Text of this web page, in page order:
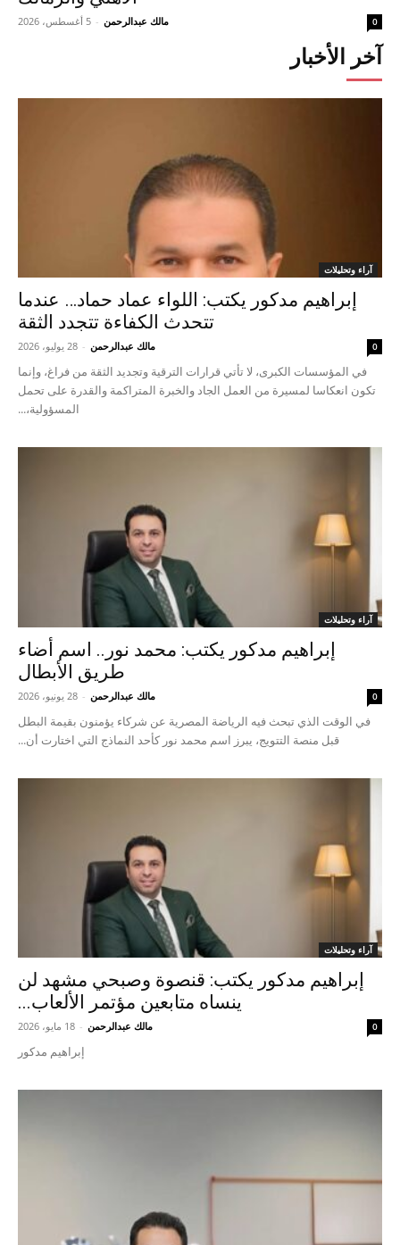
مالك عبدالرحمن - 5 أغسطس، 2026 0
آخر الأخبار
آراء وتحليلات
إبراهيم مدكور يكتب: اللواء عماد حماد… عندما
تتحدث الكفاءة تتجدد الثقة
مالك عبدالرحمن - 28 يوليو، 2026 0
في المؤسسات الكبرى، لا تأتي قرارات الترقية وتجديد الثقة من فراغ، وإنما
تكون انعكاسا لمسيرة من العمل الجاد والخبرة المتراكمة والقدرة على تحمل
المسؤولية،...
آراء وتحليلات
إبراهيم مدكور يكتب: محمد نور.. اسم أضاء
طريق الأبطال
مالك عبدالرحمن - 28 يونيو، 2026 0
في الوقت الذي تبحث فيه الرياضة المصرية عن شركاء يؤمنون بقيمة البطل
قبل منصة التتويج، يبرز اسم محمد نور كأحد النماذج التي اختارت أن...
آراء وتحليلات
إبراهيم مدكور يكتب: قنصوة وصبحي مشهد لن
ينساه متابعين مؤتمر الألعاب...
مالك عبدالرحمن - 18 مايو، 2026 0
إبراهيم مدكور